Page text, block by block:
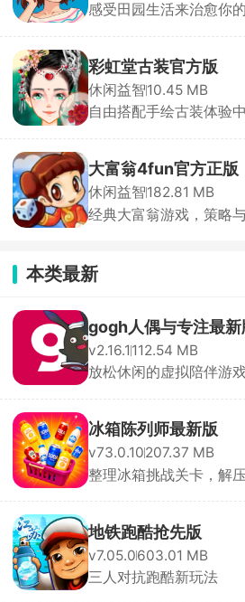
感受田园生活来治愈你
彩虹堂古装官方版
休闲益智10.45 MB
自由搭配手绘古装体验
大富翁4fun官方正版
休闲益智182.81 MB
经典大富翁游戏，策略
本类最新
gogh人偶与专注最新
v2.16.1 112.54 MB
放松休闲的虚拟陪伴游
冰箱陈列师最新版
v73.0.10207.37 MB
整理冰箱挑战关卡，解
地铁跑酷抢先版
v7.05.0603.01 MB
三人对抗跑酷新玩法